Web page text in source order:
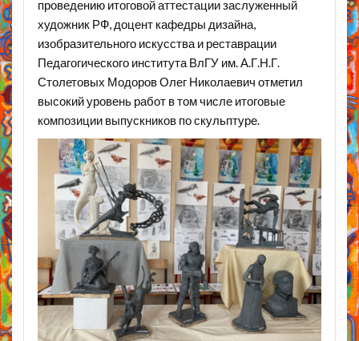
проведению итоговой аттестации заслуженный
художник РФ, доцент кафедры дизайна,
изобразительного искусства и реставрации
Педагогического института ВлГУ им. А.Г.Н.Г.
Столетовых Модоров Олег Николаевич отметил
высокий уровень работ в том числе итоговые
композиции выпускников по скульптуре.